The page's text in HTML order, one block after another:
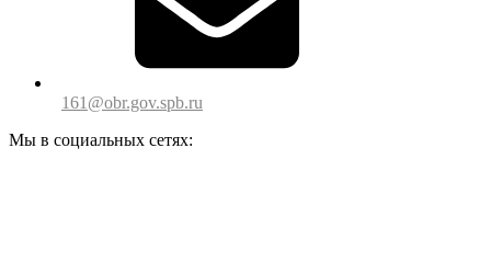
161@obr.gov.spb.ru
Мы в социальных сетях: